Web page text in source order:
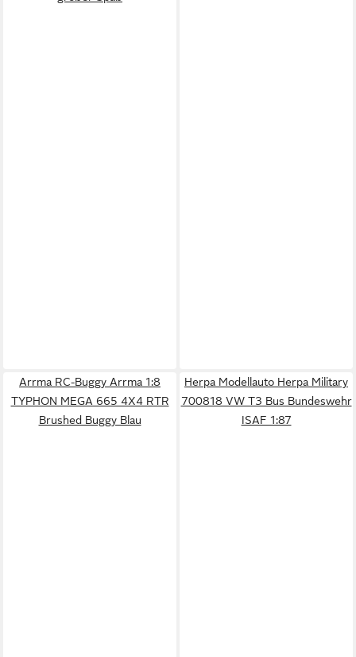
Arrma RC-Buggy Arrma 1:8
TYPHON MEGA 665 4X4 RTR
Brushed Buggy Blau
Herpa Modellauto Herpa Military
700818 VW T3 Bus Bundeswehr
ISAF 1:87